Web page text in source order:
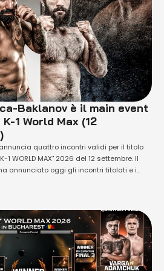
Baklanov è il main event
1 World Max (12
quattro incontri validi per il titolo
WORLD MAX" 2026 del 12 settembre. Il
annunciato oggi gli incontri titolati e i
MAX 2026, che si terrà sabato 12